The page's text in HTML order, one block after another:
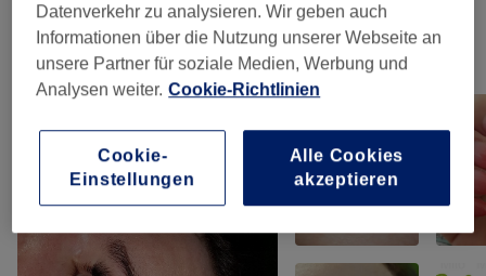
Unsere Arbeit
Bild anklicken für weitere Details
Datenverkehr zu analysieren. Wir geben auch
Informationen über die Nutzung unserer Webseite an
unsere Partner für soziale Medien, Werbung und
Analysen weiter. Cookie-Richtlinien
Cookie-
Einstellungen
Alle Cookies
akzeptieren